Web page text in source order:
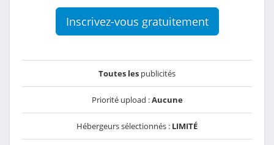
Inscrivez-vous gratuitement
Toutes les publicités
Priorité upload :Aucune
Hébergeurs sélectionnés : LIMITÉ